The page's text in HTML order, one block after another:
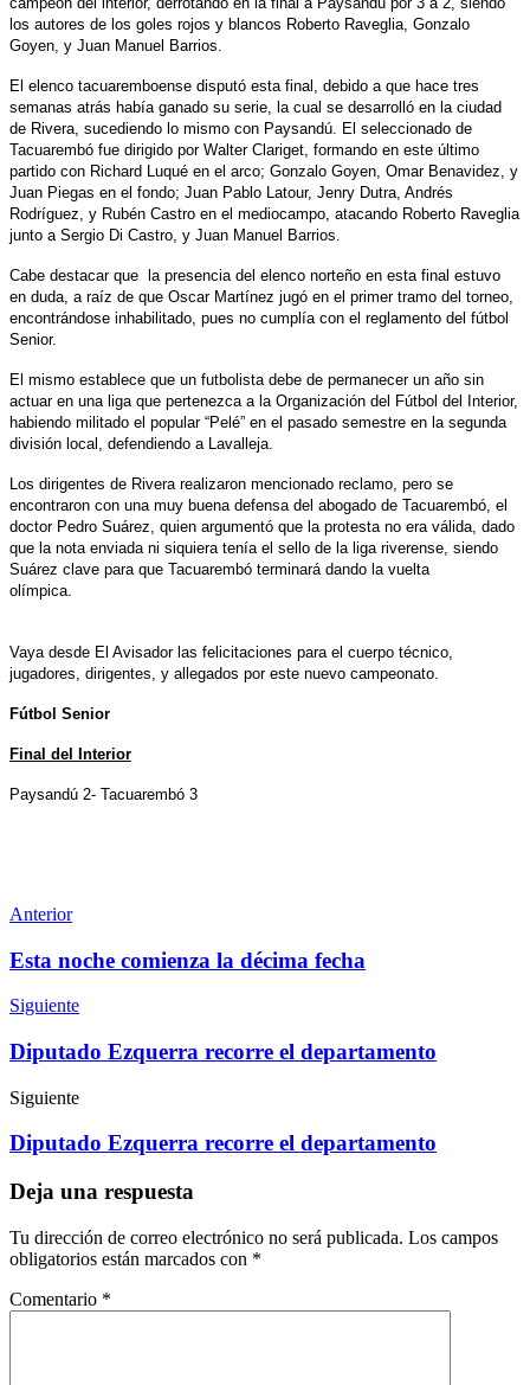
los autores de los goles rojos y blancos Roberto Raveglia, Gonzalo
Goyen, y Juan Manuel Barrios.
El elenco tacuaremboense disputó esta final, debido a que hace tres
semanas atrás había ganado su serie, la cual se desarrolló en la ciudad
de Rivera, sucediendo lo mismo con Paysandú. El seleccionado de
Tacuarembó fue dirigido por Walter Clariget, formando en este último
partido con Richard Luqué en el arco; Gonzalo Goyen, Omar Benavidez, y
Juan Piegas en el fondo; Juan Pablo Latour, Jenry Dutra, Andrés
Rodríguez, y Rubén Castro en el mediocampo, atacando Roberto Raveglia
junto a Sergio Di Castro, y Juan Manuel Barrios.
Cabe destacar que la presencia del elenco norteño en esta final estuvo
en duda, a raíz de que Oscar Martínez jugó en el primer tramo del torneo,
encontrándose inhabilitado, pues no cumplía con el reglamento del fútbol
Senior.
El mismo establece que un futbolista debe de permanecer un año sin
actuar en una liga que pertenezca a la Organización del Fútbol del Interior,
habiendo militado el popular “Pelé” en el pasado semestre en la segunda
división local, defendiendo a Lavalleja.
Los dirigentes de Rivera realizaron mencionado reclamo, pero se
encontraron con una muy buena defensa del abogado de Tacuarembó, el
doctor Pedro Suárez, quien argumentó que la protesta no era válida, dado
que la nota enviada ni siquiera tenía el sello de la liga riverense, siendo
Suárez clave para que Tacuarembó terminará dando la vuelta
olímpica.
Vaya desde El Avisador las felicitaciones para el cuerpo técnico,
jugadores, dirigentes, y allegados por este nuevo campeonato.
Fútbol Senior
Final del Interior
Paysandú 2- Tacuarembó 3
Anterior
Esta noche comienza la décima fecha
Siguiente
Diputado Ezquerra recorre el departamento
Siguiente
Diputado Ezquerra recorre el departamento
Deja una respuesta
Tu dirección de correo electrónico no será publicada. Los campos
obligatorios están marcados con *
Comentario *